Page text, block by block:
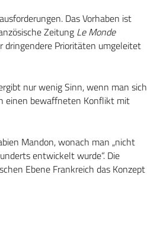
Das Vorhaben ist
Zeitung Le Monde
dringendere Prioritäten umgeleitet
nur wenig Sinn, wenn man sich
einen bewaffneten Konflikt mit
Mandon, wonach man „nicht
entwickelt wurde“. Die
Ebene Frankreich das Konzept